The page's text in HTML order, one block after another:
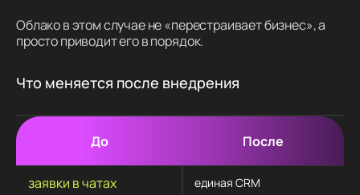
Облако в этом случае не «перестраивает бизнес», а
просто приводит его в порядок.
Что меняется после внедрения
До После
заявки в чатах единая CRM